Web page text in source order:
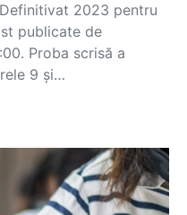
2023 pentru
publicate de
Proba scrisă a
9 și…